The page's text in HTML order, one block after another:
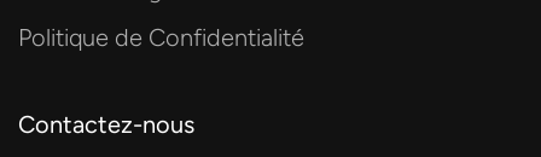
Politique de Confidentialité
Contactez-nous